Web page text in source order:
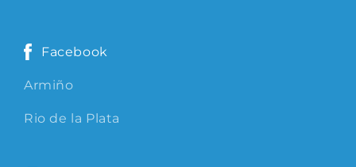
Facebook
Armiño
Rio de la Plata